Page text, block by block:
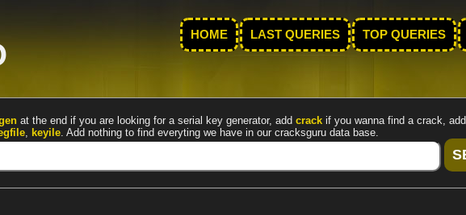
HOME LAST QUERIES TOP QUERIES
at the end if you are looking for a serial key generator, add crack if you wanna find a crack, add
, keyile. Add nothing to find everyting we have in our cracksguru data base.